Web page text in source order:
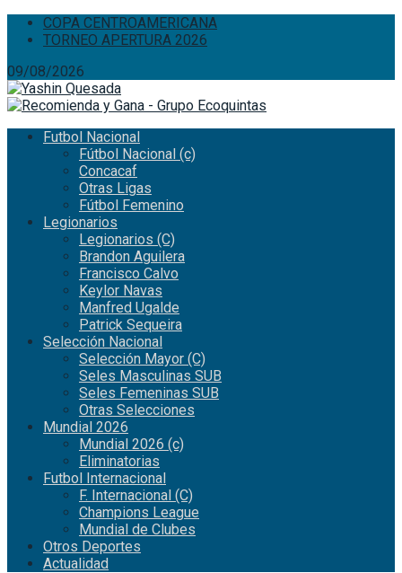
COPA CENTROAMERICANA
TORNEO APERTURA 2026
09/08/2026
Futbol Nacional
Fútbol Nacional (c)
Concacaf
Otras Ligas
Fútbol Femenino
Legionarios
Legionarios (C)
Brandon Aguilera
Francisco Calvo
Keylor Navas
Manfred Ugalde
Patrick Sequeira
Selección Nacional
Selección Mayor (C)
Seles Masculinas SUB
Seles Femeninas SUB
Otras Selecciones
Mundial 2026
Mundial 2026 (c)
Eliminatorias
Futbol Internacional
F. Internacional (C)
Champions League
Mundial de Clubes
Otros Deportes
Actualidad